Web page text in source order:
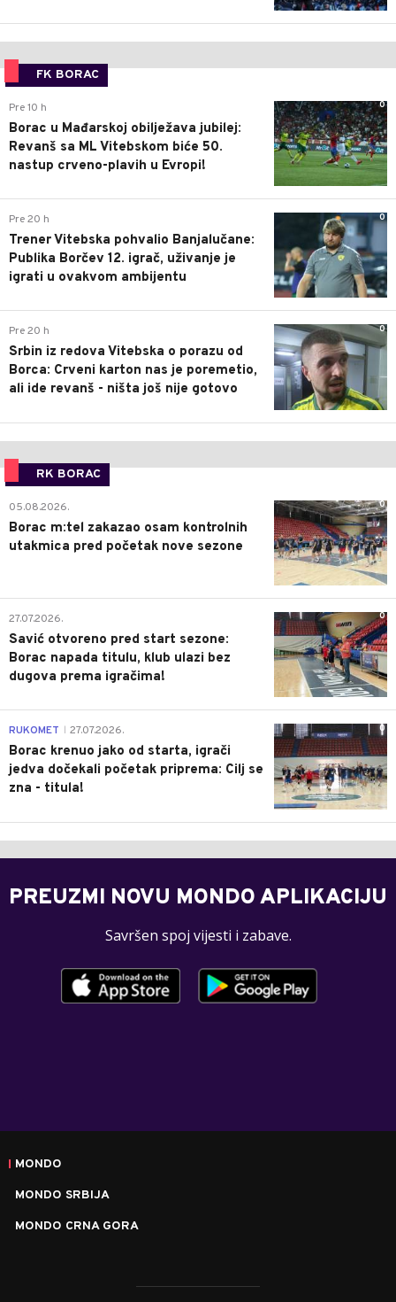
FK BORAC
0
Pre 10 h
Borac u Mađarskoj obilježava jubilej:
Revanš sa ML Vitebskom biće 50.
nastup crveno-plavih u Evropi!
0
Pre 20 h
Trener Vitebska pohvalio Banjalučane:
Publika Borčev 12. igrač, uživanje je
igrati u ovakvom ambijentu
0
Pre 20 h
Srbin iz redova Vitebska o porazu od
Borca: Crveni karton nas je poremetio,
ali ide revanš - ništa još nije gotovo
RK BORAC
0
05.08.2026.
Borac m:tel zakazao osam kontrolnih
utakmica pred početak nove sezone
0
27.07.2026.
Savić otvoreno pred start sezone:
Borac napada titulu, klub ulazi bez
dugova prema igračima!
0
RUKOMET 27.07.2026.
Borac krenuo jako od starta, igrači
jedva dočekali početak priprema: Cilj se
zna - titula!
PREUZMI NOVU MONDO APLIKACIJU
Savršen spoj vijesti i zabave.
MONDO
MONDO SRBIJA
MONDO CRNA GORA